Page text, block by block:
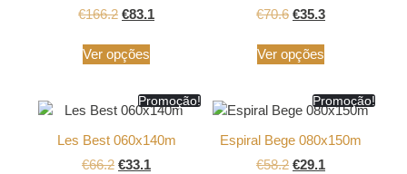
€166.2 €83.1
Ver opções
€70.6 €35.3
Ver opções
Promoção!
Les Best 060x140m
€66.2 €33.1
Promoção!
Espiral Bege 080x150m
€58.2 €29.1